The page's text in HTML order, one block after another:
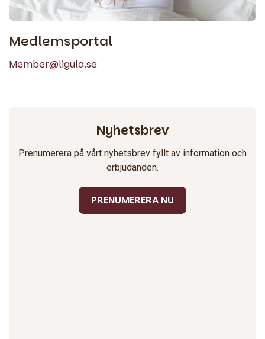
Medlemsportal
Member@ligula.se
Nyhetsbrev
Prenumerera på vårt nyhetsbrev fyllt av information och
erbjudanden.
PRENUMERERA NU